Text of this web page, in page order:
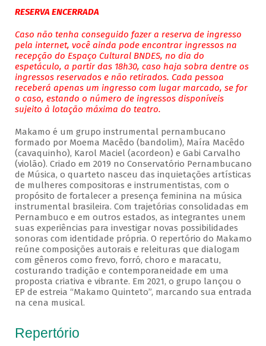
RESERVA ENCERRADA
Caso não tenha conseguido fazer a reserva de ingresso
pela internet, você ainda pode encontrar ingressos na
recepção do Espaço Cultural BNDES, no dia do
espetáculo, a partir das 18h30, caso haja sobra dentre os
ingressos reservados e não retirados. Cada pessoa
receberá apenas um ingresso com lugar marcado, se for
o caso, estando o número de ingressos disponíveis
sujeito à lotação máxima do teatro.
Makamo é um grupo instrumental pernambucano
formado por Moema Macêdo (bandolim), Maíra Macêdo
(cavaquinho), Karol Maciel (acordeon) e Gabi Carvalho
(violão). Criado em 2019 no Conservatório Pernambucano
de Música, o quarteto nasceu das inquietações artísticas
de mulheres compositoras e instrumentistas, com o
propósito de fortalecer a presença feminina na música
instrumental brasileira. Com trajetórias consolidadas em
Pernambuco e em outros estados, as integrantes unem
suas experiências para investigar novas possibilidades
sonoras com identidade própria. O repertório do Makamo
reúne composições autorais e releituras que dialogam
com gêneros como frevo, forró, choro e maracatu,
costurando tradição e contemporaneidade em uma
proposta criativa e vibrante. Em 2021, o grupo lançou o
EP de estreia “Makamo Quinteto”, marcando sua entrada
na cena musical.
Repertório